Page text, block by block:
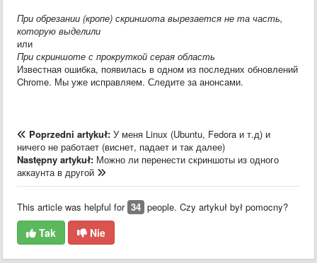
При обрезании (кропе) скриншота вырезается не та часть,
которую выделили
или
При скриншоте с прокруткой серая область
Известная ошибка, появилась в одном из последних обновлений
Chrome. Мы уже исправляем. Следите за анонсами.
Poprzedni artykuł: У меня Linux (Ubuntu, Fedora и т.д) и
ничего не работает (виснет, падает и так далее)
Następny artykuł: Можно ли перенести скриншоты из одного
аккаунта в другой
This article was helpful for 34 people. Czy artykuł był pomocny?
Tak Nie